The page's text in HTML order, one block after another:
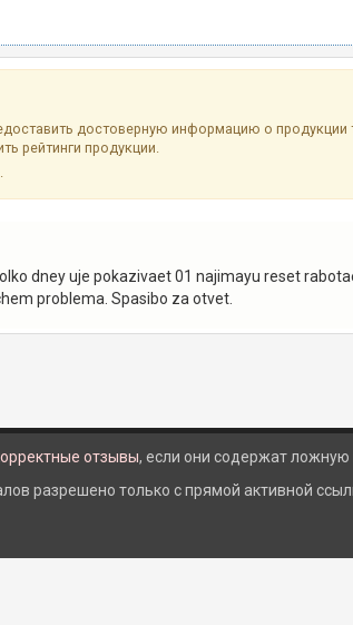
достоверную информацию о продукции
рейтинги продукции.
dney uje pokazivaet 01 najimayu reset
problema. Spasibo za otvet.
отзывы, если они содержат
разрешено только с прямой активной